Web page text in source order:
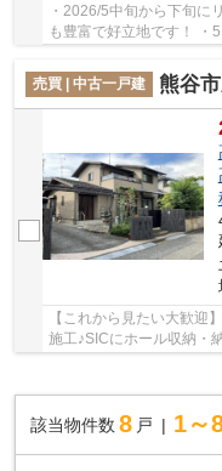
・2026/5中旬から下旬に
も豊富で好立地です！ ・
お
売買 | 中古一戸建
熊谷
【これから見たい大歓迎】現地
施工♪SICにホール収納・
該当物件数 8 戸 1～